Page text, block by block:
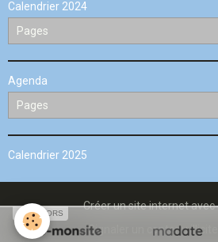
Calendrier 2024
Agenda
Calendrier 2025
Créer un site internet
Signaler un contenu
SPONSORS